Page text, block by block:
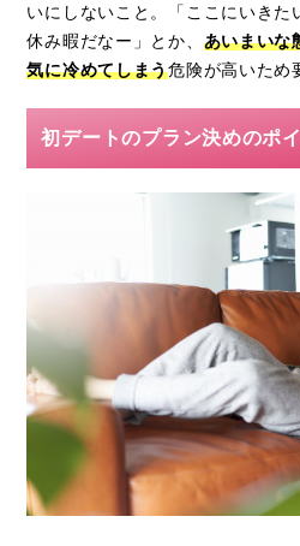
いにしないこと。「ここにいきた
休み暇だなー」とか、 あいまいな
気に冷めてしまう危険が高いため
初デートのプラン決めのポ